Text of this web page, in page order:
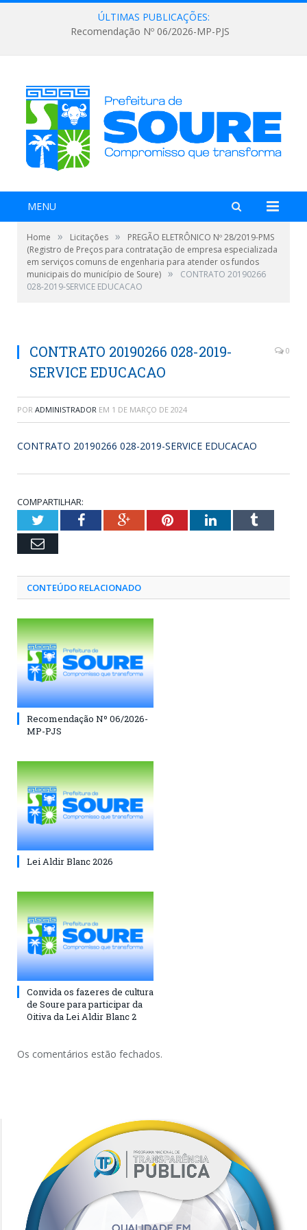
ÚLTIMAS PUBLICAÇÕES:
Recomendação Nº 06/2026-MP-PJS
MENU
Home » Licitações »
PREGÃO ELETRÔNICO Nº 28/2019-PMS
(Registro de Preços para contratação de empresa especializada
em serviços comuns de engenharia para atender os fundos
municipais do município de Soure) »
CONTRATO 20190266
028-2019-SERVICE EDUCACAO
CONTRATO 20190266 028-2019-
SERVICE EDUCACAO
0
POR ADMINISTRADOR EM 1 DE MARÇO DE 2024
CONTRATO 20190266 028-2019-SERVICE EDUCACAO
COMPARTILHAR:
TwitterFacebookGoogle+PinterestLinkedInTumblr
Email
CONTEÚDO RELACIONADO
Recomendação Nº 06/2026-
MP-PJS
Lei Aldir Blanc 2026
Convida os fazeres de cultura
de Soure para participar da
Oitiva da Lei Aldir Blanc 2
Os comentários estão fechados.